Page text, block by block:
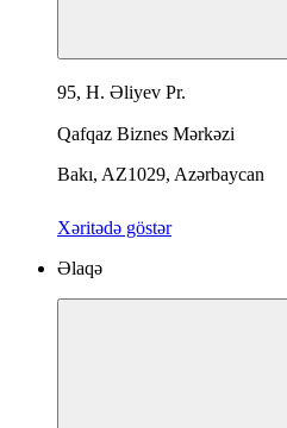
95, H. Əliyev Pr.
Qafqaz Biznes Mərkəzi
Bakı, AZ1029, Azərbaycan
Xəritədə göstər
Əlaqə